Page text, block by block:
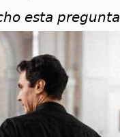
esta pregunta